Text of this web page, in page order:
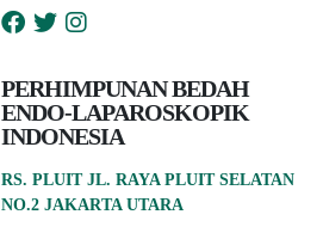
PERHIMPUNAN BEDAH
ENDO-LAPAROSKOPIK
INDONESIA
RS. PLUIT JL. RAYA PLUIT SELATAN
NO.2 JAKARTA UTARA